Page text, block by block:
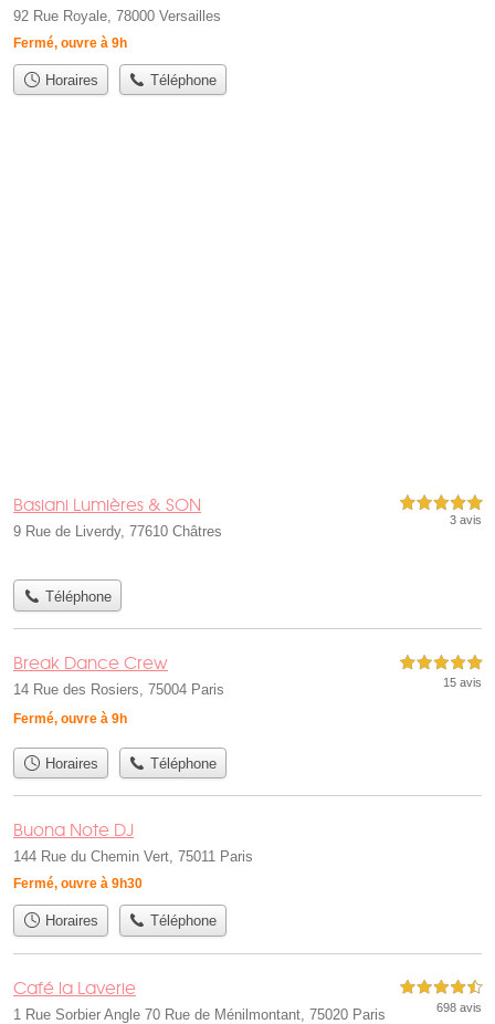
92 Rue Royale, 78000 Versailles
Fermé, ouvre à 9h
Horaires Téléphone
Basiani Lumières & SON
9 Rue de Liverdy, 77610 Châtres
5,0 étoiles sur 5
3 avis
Téléphone
Break Dance Crew
14 Rue des Rosiers, 75004 Paris
Fermé, ouvre à 9h
5,0 étoiles sur 5
15 avis
Horaires Téléphone
Buona Note DJ
144 Rue du Chemin Vert, 75011 Paris
Fermé, ouvre à 9h30
Horaires Téléphone
Café la Laverie
1 Rue Sorbier Angle 70 Rue de Ménilmontant, 75020 Paris
4,5 étoiles sur 5
698 avis